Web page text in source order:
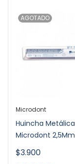
AGOTADO
Microdont
Huincha Metálica
Microdont 2,5Mm
$3.900